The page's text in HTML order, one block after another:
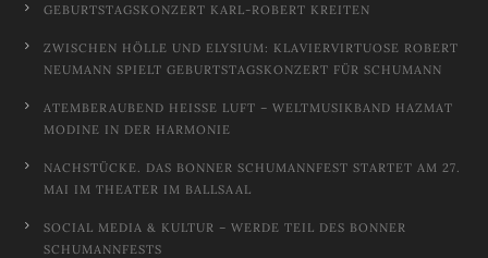
GEBURTSTAGSKONZERT KARL-ROBERT KREITEN
ZWISCHEN HÖLLE UND ELYSIUM: KLAVIERVIRTUOSE ROBERT
NEUMANN SPIELT GEBURTSTAGSKONZERT FÜR SCHUMANN
ATEMBERAUBEND HEISSE LUFT – WELTMUSIKBAND HAZMAT M
ODINE IN DER HARMONIE
NACHSTÜCKE. DAS BONNER SCHUMANNFEST STARTET AM 27.
MAI IM THEATER IM BALLSAAL
SOCIAL MEDIA & KULTUR – WERDE TEIL DES BONNER
SCHUMANNFESTS